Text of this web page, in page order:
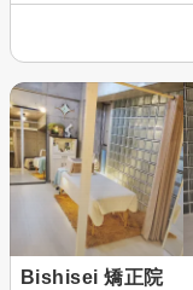
Bishisei 矯正院